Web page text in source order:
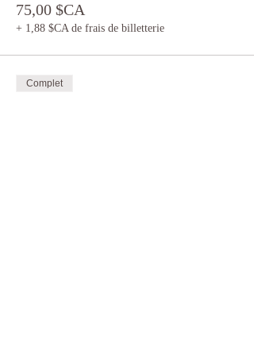
75,00 $CA
+ 1,88 $CA de frais de billetterie
Complet